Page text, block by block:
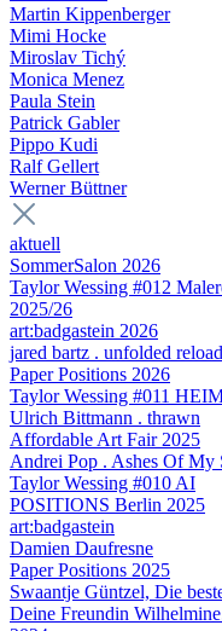
Martin Kippenberger
Mimi Hocke
Miroslav Tichý
Monica Menez
Paula Stein
Patrick Gabler
Pippo Kudi
Ralf Gellert
Werner Büttner
aktuell
SommerSalon 2026
Taylor Wessing #012
2025/26
art:badgastein 2026
jared bartz . unfolded
Paper Positions 2026
Taylor Wessing #011
Ulrich Bittmann . thrawn
Affordable Art Fair 2025
Andrei Pop . Ashes Of My
Taylor Wessing #010 AI
POSITIONS Berlin 2025
art:badgastein
Damien Daufresne
Paper Positions 2025
Swaantje Güntzel, Die
Deine Freundin